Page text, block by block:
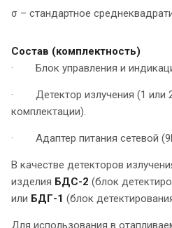
σ – стандартное
Состав (комплектность)
· Блок управления и
· Детектор излучения (1 или
комплектации).
· Адаптер питания сетевой
В качестве детекторов
изделия БДС-2 (блок
или БДГ-1 (блок
Для использования в